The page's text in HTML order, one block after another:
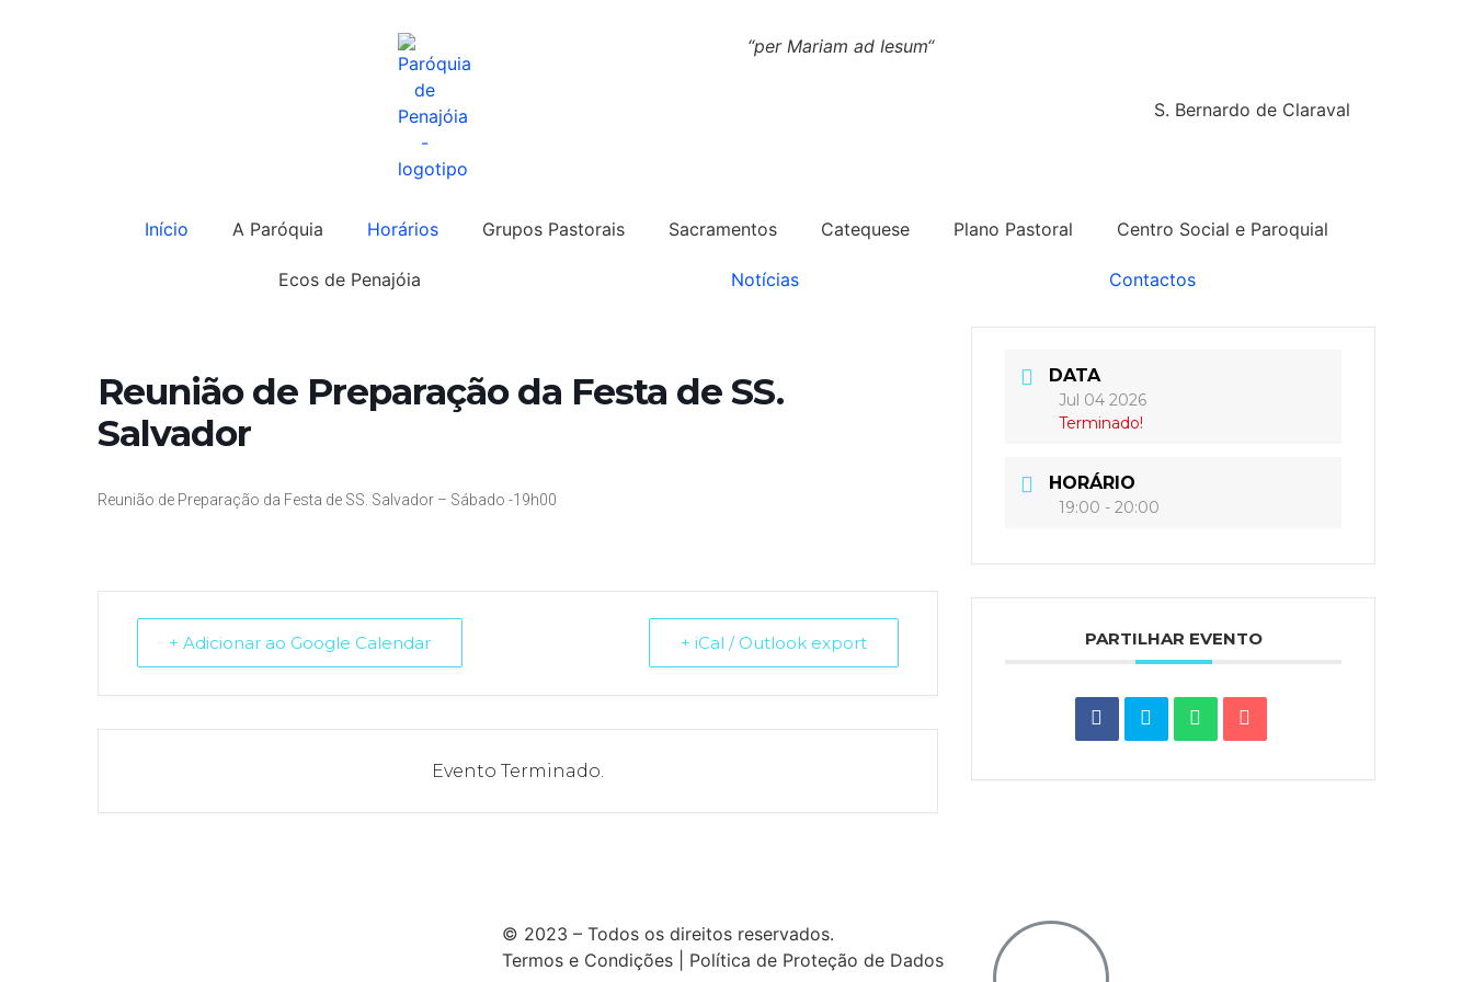
“per Mariam ad Iesum“
S. Bernardo de Claraval
Início A Paróquia Horários Grupos Pastorais Sacramentos Catequese Plano Pastoral Centro Social e Paroquial
Ecos de Penajóia Notícias Contactos
Reunião de Preparação da Festa de SS.
Salvador
Reunião de Preparação da Festa de SS. Salvador – Sábado -19h00
+ Adicionar ao Google Calendar + iCal / Outlook export
Evento Terminado.
DATA
Jul 04 2026
Terminado!
HORÁRIO
19:00 - 20:00
PARTILHAR EVENTO
© 2023 – Todos os direitos reservados.
Termos e Condições | Política de Proteção de Dados